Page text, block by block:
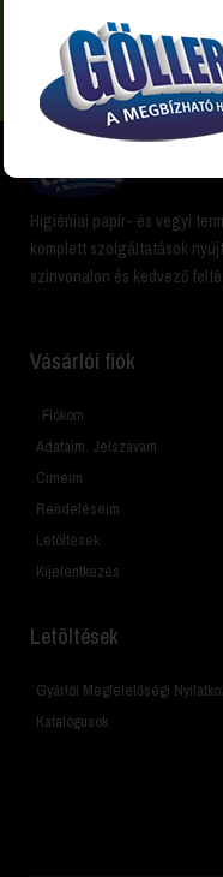
Nem találsz
péntekig 8:00
Higiéniai papír- és vegyi
komplett szolgáltatások
színvonalon és kedvező
Vásárlói fiók
Fiókom
Adataim, Jelszavam
Címeim
Rendeléseim
Letöltések
Kijelentkezés
Letöltések
Gyártói Megfelelőségi
Katalógusok